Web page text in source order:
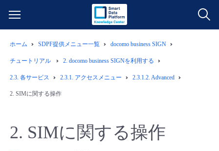
サービス一覧
データ利活用
ネットワーク
よくある質問
クラウド/サーバー
料金シミュレーター
ご利用開始ガイド
ホーム SDPF提供メニュー一覧 docomo business SIGN
チュートリアル 2. docomo business SIGNを利用する
2.3. 各サービス 2.3.1. アクセスメニュー 2.3.1.2. Advanced
2. SIMに関する操作
2. SIMに関する操作